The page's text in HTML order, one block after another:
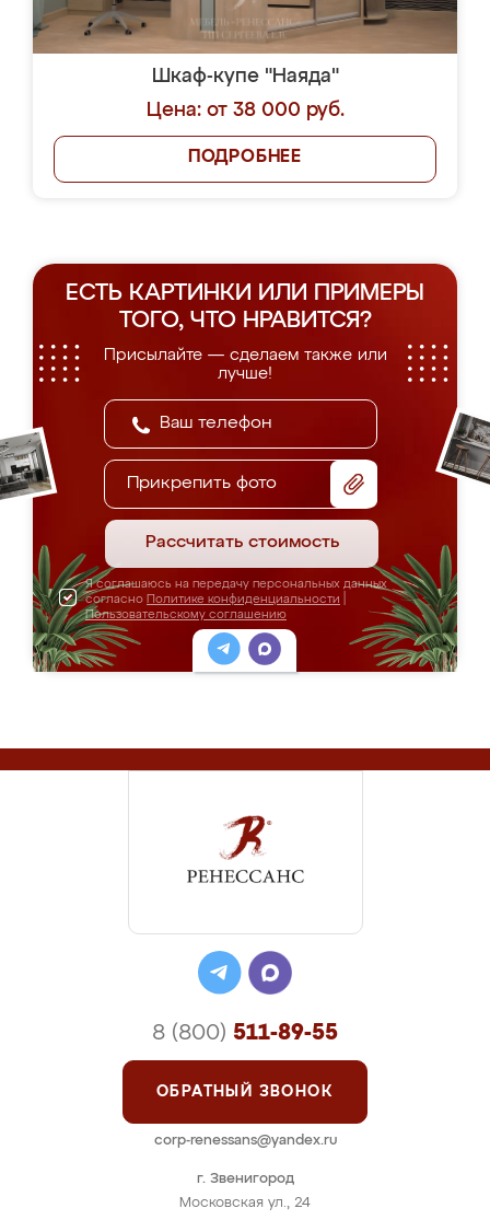
Шкаф-купе "Наяда"
Цена: от 38 000 руб.
ПОДРОБНЕЕ
ЕСТЬ КАРТИНКИ ИЛИ ПРИМЕРЫ
ТОГО, ЧТО НРАВИТСЯ?
Присылайте — сделаем также или
лучше!
Прикрепить фото
Рассчитать стоимость
Я соглашаюсь на передачу персональных данных
согласно Политике конфиденциальности
Пользовательскому соглашению
г. Звенигород
Московская ул., 24
8 (800) 511-89-55
ОБРАТНЫЙ ЗВОНОК
corp-renessans@yandex.ru